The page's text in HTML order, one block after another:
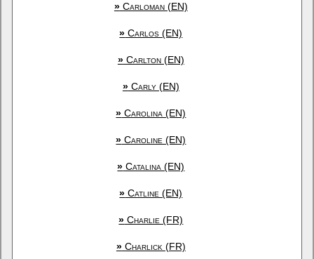
»Carloman (EN)
» Carlos (EN)
»Carlton (EN)
»Carly (EN)
» Carolina (EN)
» Caroline (EN)
» Catalina (EN)
» Catline (EN)
» Charlie (FR)
»Charlick (FR)